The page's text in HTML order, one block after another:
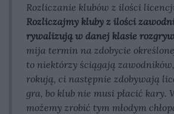
Rozliczanie klubów z ilości licencji
Rozliczajmy kluby z ilości
rywalizują w danej klasie
mija termin na zdobycie
to niektórzy ściągają
rokują, ci następnie zdobywają
gra, bo klub nie musi płacić kary.
możemy zrobić tym młodym